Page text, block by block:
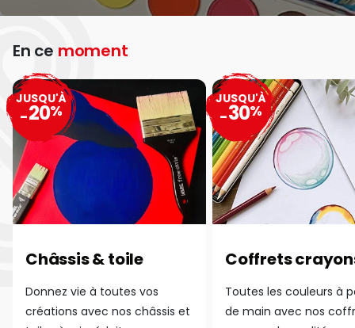
En ce moment
Châssis & toile
Donnez vie à toutes vos
créations avec nos châssis et
JUSQU'À
-20%
Coffrets
Toutes les couleurs à
de main avec nos
JUSQU'À
-30%